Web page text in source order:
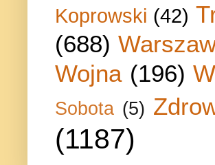
Koprowski (42)
(688)
Wojna (196)
Sobota (5)
(1187)